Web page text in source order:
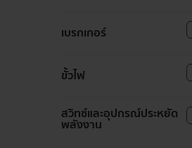
เบรกเกอร์
ขั้วไฟ
สวิทซ์และอุปกรณ์ประหยัด
พลังงาน